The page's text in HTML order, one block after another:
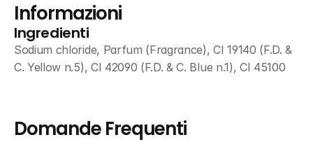
Informazioni
Ingredienti
Sodium chloride, Parfum (Fragrance), CI 19140 (F.D. &
C. Yellow n.5), CI 42090 (F.D. & C. Blue n.1), CI 45100
Domande Frequenti